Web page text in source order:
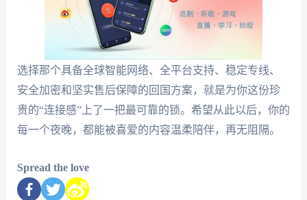
选择那个具备全球智能网络、全平台支持、稳定专线、
安全加密和坚实售后保障的回国方案，就是为你这份珍
贵的“连接感”上了一把最可靠的锁。希望从此以后，你的
每一个夜晚，都能被喜爱的内容温柔陪伴，再无阻隔。
Spread the love